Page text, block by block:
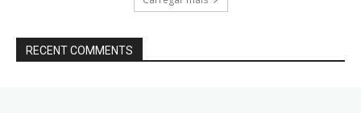
RECENT COMMENTS